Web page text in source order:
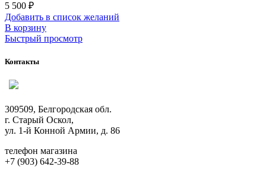
5 500 ₽
Добавить в список желаний
В корзину
Быстрый просмотр
Контакты
309509, Белгородская обл.
г. Старый Оскол,
ул. 1-й Конной Армии, д. 86
телефон магазина
+7 (903) 642-39-88